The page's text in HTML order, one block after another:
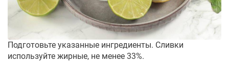
Подготовьте указанные ингредиенты. Сливки
используйте жирные, не менее 33%.